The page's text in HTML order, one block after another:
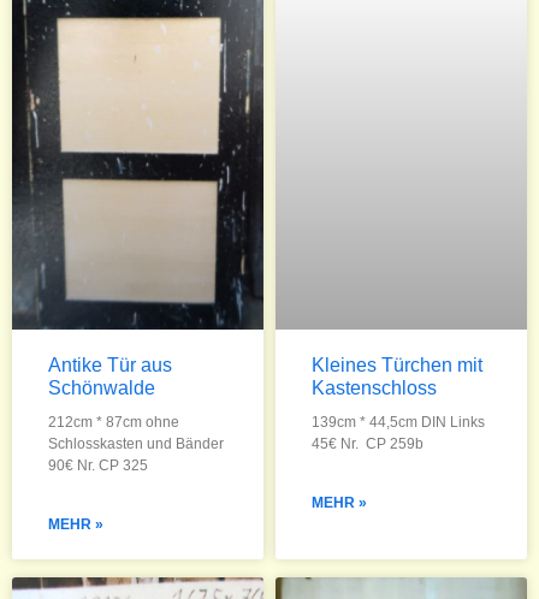
Antike Tür aus
Schönwalde
212cm * 87cm ohne
Schlosskasten und Bänder
90€ Nr. CP 325
MEHR »
Kleines Türchen mit
Kastenschloss
139cm * 44,5cm DIN Links
45€ Nr. CP 259b
MEHR »